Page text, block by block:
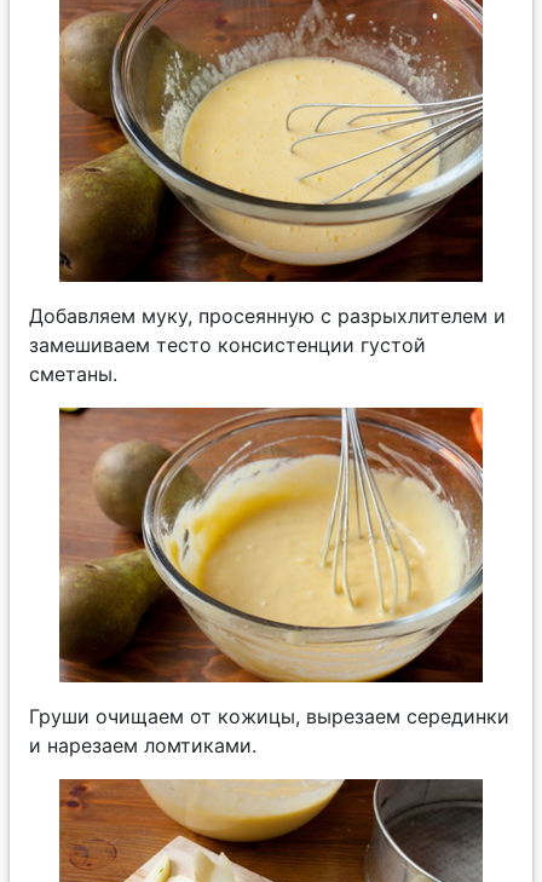
Добавляем муку, просеянную с разрыхлителем и
замешиваем тесто консистенции густой
сметаны.
Груши очищаем от кожицы, вырезаем серединки
и нарезаем ломтиками.